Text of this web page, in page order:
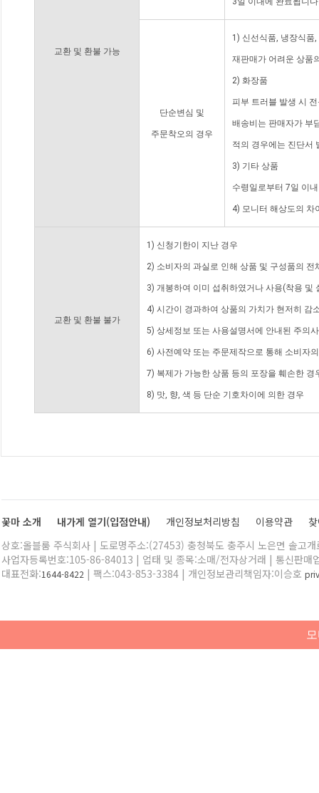
교환 및 환불 가능
단순변심 및
주문착오의 경우
1) 신선식품, 냉장식품
재판매가 어려운 상품
2) 화장품
피부 트러블 발생 시
배송비는 판매자가 부
적의 경우에는 진단서
3) 기타 상품
수령일로부터 7일 이
4) 모니터 해상도의 차
교환 및 환불 불가
1) 신청기한이 지난 경우
2) 소비자의 과실로 인해 상품 및 구성품의
3) 개봉하여 이미 섭취하였거나 사용(착용 및
4) 시간이 경과하여 상품의 가치가 현저히 감
5) 상세정보 또는 사용설명서에 안내된 주의
6) 사전예약 또는 주문제작으로 통해 소비자
7) 복제가 가능한 상품 등의 포장을 훼손한 경
8) 맛, 향, 색 등 단순 기호차이에 의한 경우
꽃마 소개 내가게 열기(입점안내) 개인정보처리방침 이용약관
상호:올블룸 주식회사 | 도로명주소:(27453) 충청북도 충주시 노은면 솔고
사업자등록번호:105-86-84013 | 업태 및 종목:소매/전자상거래 | 통신판매
대표전화:1644-8422 | 팩스:043-853-3384 | 개인정보관리책임자:이승호